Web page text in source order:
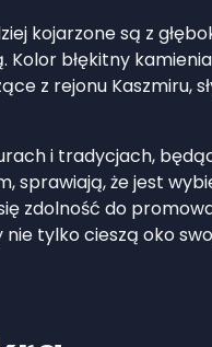
kojarzone są z
błękitny
z rejonu Kaszmiru,
i tradycjach,
sprawiają, że jest
zdolność do
tylko cieszą oko